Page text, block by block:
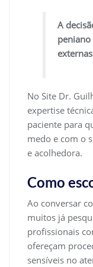
A
peniano
No Site Dr.
expertise
paciente para
medo e com o
e acolhedora.
Como
Ao conversar
muitos já
profissionais
ofereçam
sensíveis no